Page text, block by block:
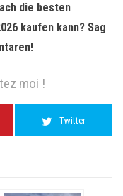
die besten
kaufen kann? Sag
moi !
Twitter